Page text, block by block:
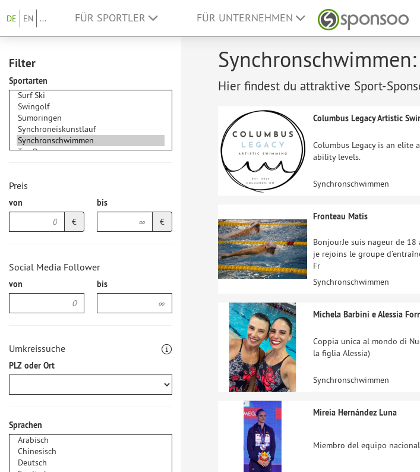
DE EN ... FÜR SPORTLER FÜR UNTERNEHMEN
Filter
Sportarten
Preis
von
€
bis
€
Social Media Follower
von bis
Umkreissuche
PLZ oder Ort
Sprachen
Hier findest du attraktive Sport-
Columbus Legacy Artistic
Columbus Legacy is an
ability levels.
Synchronschwimmen
Fronteau Matis
BonjourJe suis nageur de 18
je rejoins le groupe
Fr
Synchronschwimmen
Michela Barbini e Alessia
Coppia unica al mondo di
la figlia Alessia)
Synchronschwimmen
Mireia Hernández Luna
Miembro del equipo